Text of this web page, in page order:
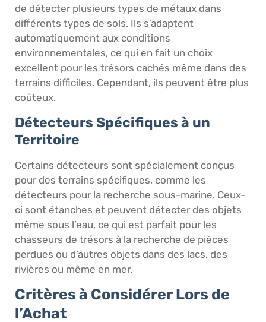
de détecter plusieurs types de métaux dans
différents types de sols. Ils s’adaptent
automatiquement aux conditions
environnementales, ce qui en fait un choix
excellent pour les trésors cachés même dans des
terrains difficiles. Cependant, ils peuvent être plus
coûteux.
Détecteurs Spécifiques à un
Territoire
Certains détecteurs sont spécialement conçus
pour des terrains spécifiques, comme les
détecteurs pour la recherche sous-marine. Ceux-
ci sont étanches et peuvent détecter des objets
même sous l’eau, ce qui est parfait pour les
chasseurs de trésors à la recherche de pièces
perdues ou d’autres objets dans des lacs, des
rivières ou même en mer.
Critères à Considérer Lors de
l’Achat